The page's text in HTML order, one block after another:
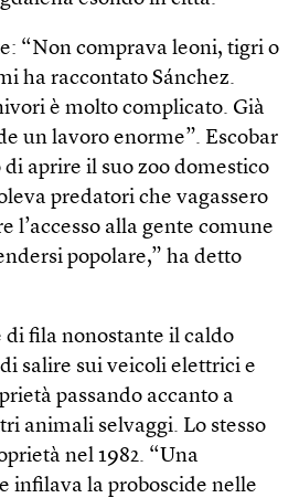
“Non comprava leoni, tigri o
ha raccontato Sánchez.
è molto complicato. Già
un lavoro enorme”. Escobar
aprire il suo zoo domestico
predatori che vagassero
l’accesso alla gente comune
popolare,” ha detto
di fila nonostante il caldo
salire sui veicoli elettrici e
passando accanto a
animali selvaggi. Lo stesso
nel 1982. “Una
infilava la proboscide nelle